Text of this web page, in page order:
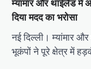
म्यांमार और थाईलैंड में
दिया मदद का भरोसा
नई दिल्ली। म्यांमार
भूकंपों ने पूरे क्षेत्र में